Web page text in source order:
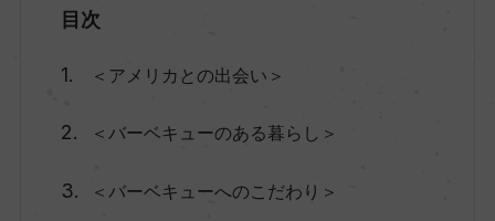
目次
＜アメリカとの出会い＞
＜バーベキューのある暮らし＞
＜バーベキューへのこだわり＞